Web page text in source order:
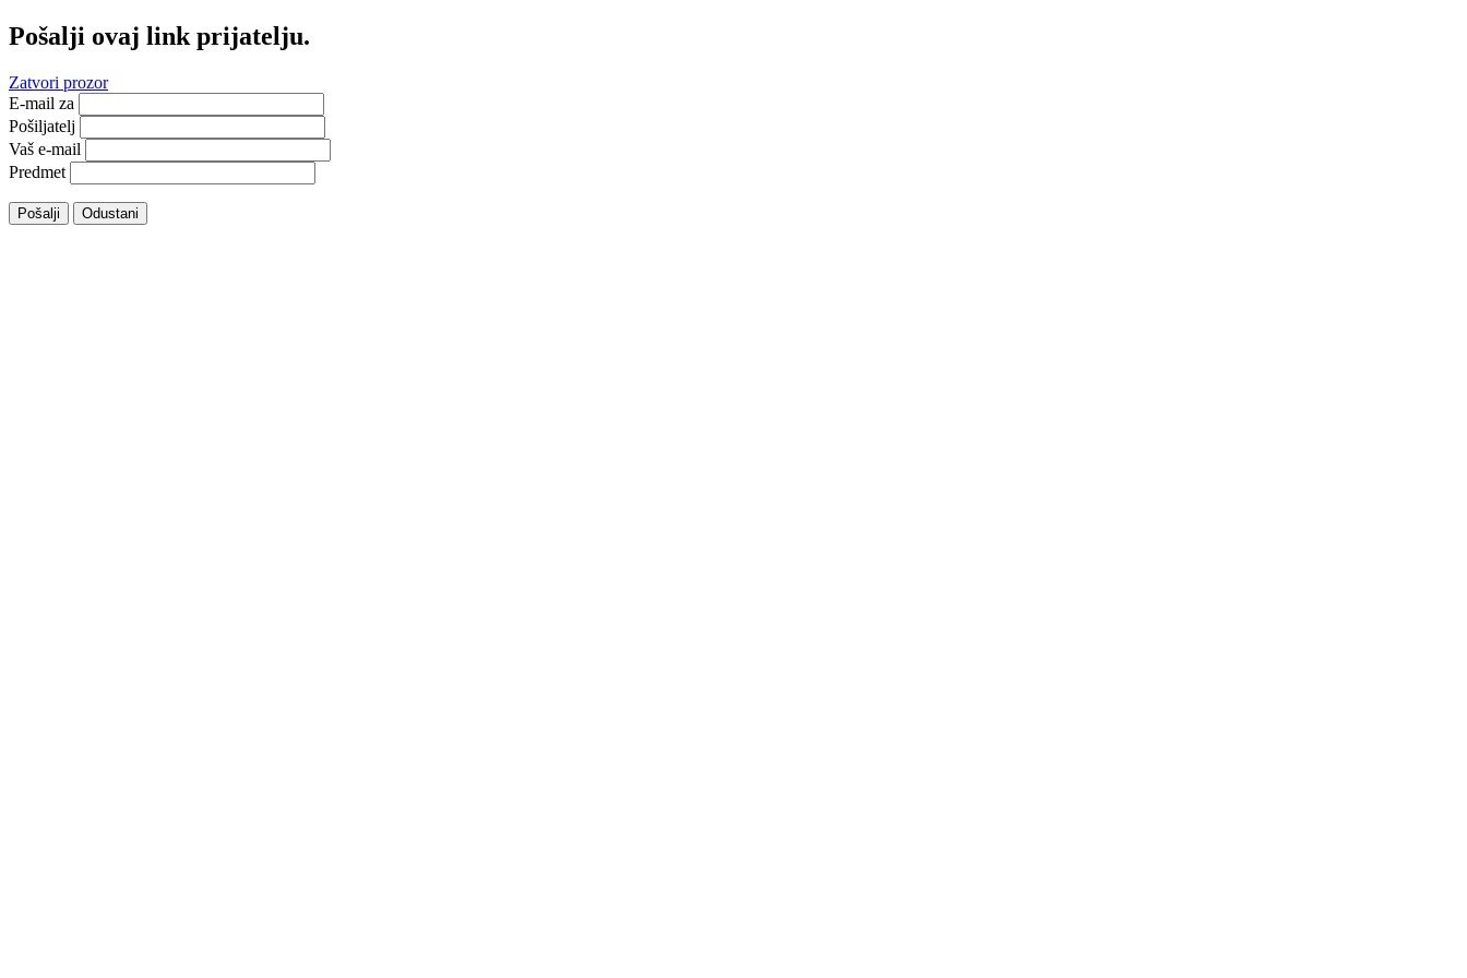
Pošalji ovaj link prijatelju.
Zatvori prozor
E-mail za
Pošiljatelj
Vaš e-mail
Predmet
Pošalji Odustani